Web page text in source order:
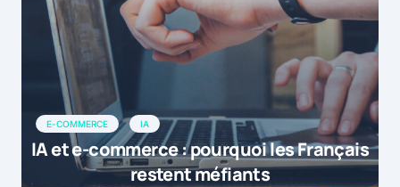
E-COMMERCE IA
IA et e-commerce : pourquoi les Français
restent méfiants